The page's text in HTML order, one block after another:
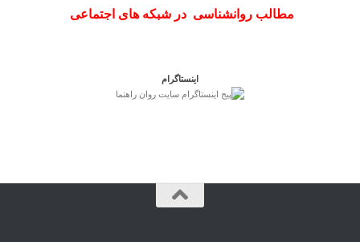
مطالب روانشناسی در شبکه های اجتماعی
اینستاگرام